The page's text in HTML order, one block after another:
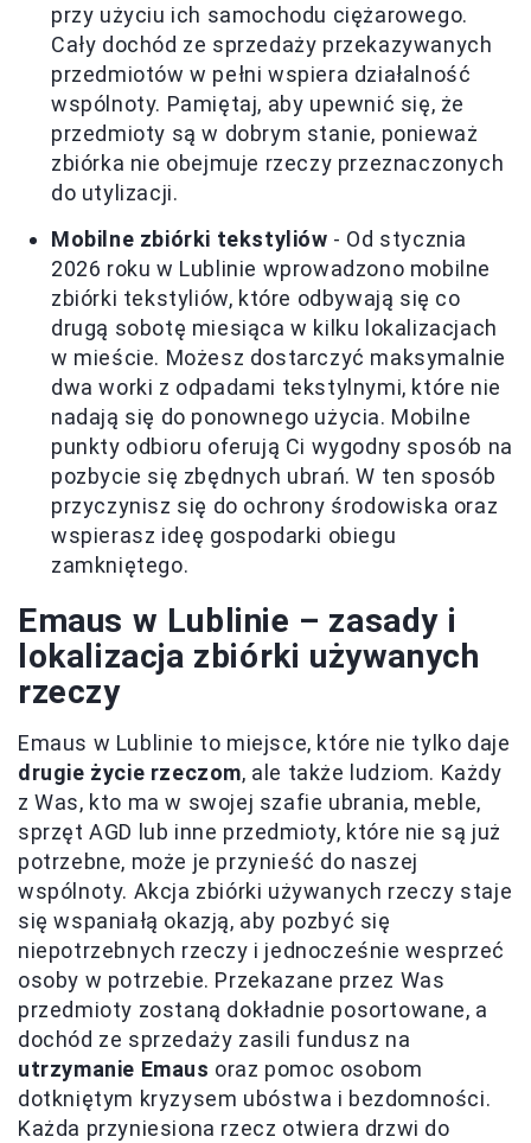
przy użyciu ich samochodu ciężarowego.
Cały dochód ze sprzedaży przekazywanych
przedmiotów w pełni wspiera działalność
wspólnoty. Pamiętaj, aby upewnić się, że
przedmioty są w dobrym stanie, ponieważ
zbiórka nie obejmuje rzeczy przeznaczonych
do utylizacji.
Mobilne zbiórki tekstyliów - Od stycznia
2026 roku w Lublinie wprowadzono mobilne
zbiórki tekstyliów, które odbywają się co
drugą sobotę miesiąca w kilku lokalizacjach
w mieście. Możesz dostarczyć maksymalnie
dwa worki z odpadami tekstylnymi, które nie
nadają się do ponownego użycia. Mobilne
punkty odbioru oferują Ci wygodny sposób na
pozbycie się zbędnych ubrań. W ten sposób
przyczynisz się do ochrony środowiska oraz
wspierasz ideę gospodarki obiegu
zamkniętego.
Emaus w Lublinie – zasady i
lokalizacja zbiórki używanych
rzeczy
Emaus w Lublinie to miejsce, które nie tylko daje
drugie życie rzeczom, ale także ludziom. Każdy
z Was, kto ma w swojej szafie ubrania, meble,
sprzęt AGD lub inne przedmioty, które nie są już
potrzebne, może je przynieść do naszej
wspólnoty. Akcja zbiórki używanych rzeczy staje
się wspaniałą okazją, aby pozbyć się
niepotrzebnych rzeczy i jednocześnie wesprzeć
osoby w potrzebie. Przekazane przez Was
przedmioty zostaną dokładnie posortowane, a
dochód ze sprzedaży zasili fundusz na
utrzymanie Emaus oraz pomoc osobom
dotkniętym kryzysem ubóstwa i bezdomności.
Każda przyniesiona rzecz otwiera drzwi do